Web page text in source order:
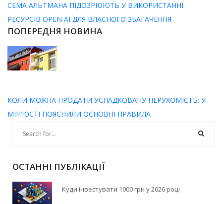
СЕМА АЛЬТМАНА ПІДОЗРЮЮТЬ У ВИКОРИСТАННІ
РЕСУРСІВ OPEN AI ДЛЯ ВЛАСНОГО ЗБАГАЧЕННЯ
ПОПЕРЕДНЯ НОВИНА
КОЛИ МОЖНА ПРОДАТИ УСПАДКОВАНУ НЕРУХОМІСТЬ: У
МІН’ЮСТІ ПОЯСНИЛИ ОСНОВНІ ПРАВИЛА
ОСТАННІ ПУБЛІКАЦІЇ
Куди інвестувати 1000 грн у 2026 році